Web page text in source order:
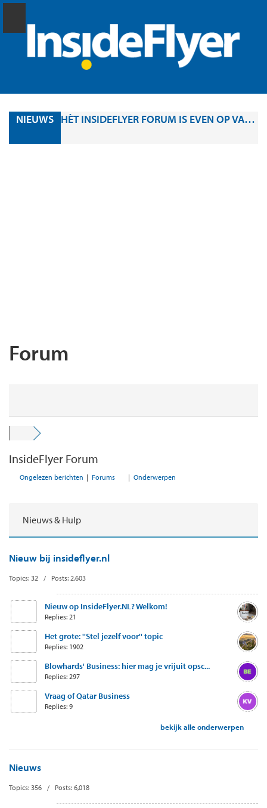
NIEUWS HÈT INSIDEFLYER FORUM IS EVEN OP VAKANTIE, MAAR BINNENKORT WEER ONLINE
Forum
InsideFlyer Forum
Ongelezen berichten | Forums | Onderwerpen
Nieuws & Hulp
Nieuw bij insideflyer.nl
Topics: 32 / Posts: 2,603
Nieuw op InsideFlyer.NL? Welkom!
Replies: 21
Het grote: ''Stel jezelf voor'' topic
Replies: 1902
Blowhards' Business: hier mag je vrijuit opsc...
Replies: 297
Vraag of Qatar Business
Replies: 9
bekijk alle onderwerpen
Nieuws
Topics: 356 / Posts: 6,018